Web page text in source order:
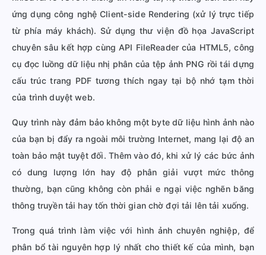
ứng dụng công nghệ Client-side Rendering (xử lý trực tiếp
từ phía máy khách). Sử dụng thư viện đồ họa JavaScript
chuyên sâu kết hợp cùng API FileReader của HTML5, công
cụ đọc luồng dữ liệu nhị phân của tệp ảnh PNG rồi tái dựng
cấu trúc trang PDF tương thích ngay tại bộ nhớ tạm thời
của trình duyệt web.
Quy trình này đảm bảo không một byte dữ liệu hình ảnh nào
của bạn bị đẩy ra ngoài môi trường Internet, mang lại độ an
toàn bảo mật tuyệt đối. Thêm vào đó, khi xử lý các bức ảnh
có dung lượng lớn hay độ phân giải vượt mức thông
thường, bạn cũng không còn phải e ngại việc nghẽn băng
thông truyền tải hay tốn thời gian chờ đợi tải lên tải xuống.
Trong quá trình làm việc với hình ảnh chuyên nghiệp, để
phân bổ tài nguyên hợp lý nhất cho thiết kế của mình, bạn